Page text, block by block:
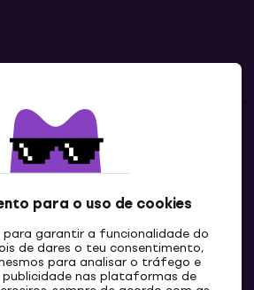
para o uso de cookies
para garantir a funcionalidade do
de dares o teu consentimento,
para analisar o tráfego e
publicidade nas plataformas de
Contatos
Contacta-nos